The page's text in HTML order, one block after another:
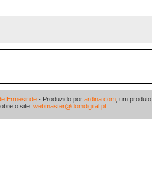
Ermesinde - Produzido por ardina.com , um
o site: webmaster@domdigital.pt